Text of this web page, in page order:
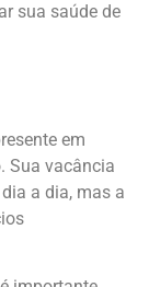
sua saúde de
em
Sua vacância
a dia, mas a